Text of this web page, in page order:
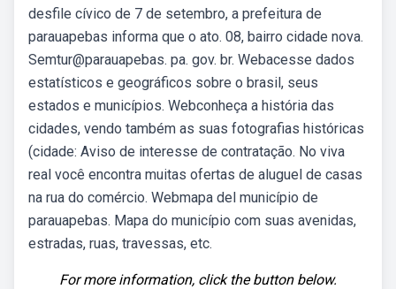
desfile cívico de 7 de setembro, a prefeitura de
parauapebas informa que o ato. 08, bairro cidade nova.
Semtur@parauapebas. pa. gov. br. Webacesse dados
estatísticos e geográficos sobre o brasil, seus
estados e municípios. Webconheça a história das
cidades, vendo também as suas fotografias históricas
(cidade: Aviso de interesse de contratação. No viva
real você encontra muitas ofertas de aluguel de casas
na rua do comércio. Webmapa del município de
parauapebas. Mapa do município com suas avenidas,
estradas, ruas, travessas, etc.
For more information, click the button below.